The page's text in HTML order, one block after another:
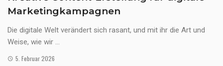
Marketingkampagnen
Die digitale Welt verändert sich rasant, und mit ihr die Art und
Weise, wie wir ...
5. Februar 2026